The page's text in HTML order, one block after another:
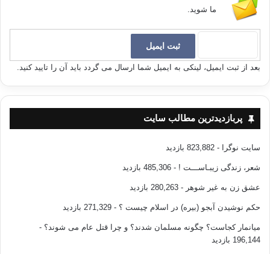
ما شوید.
بعد از ثبت ایمیل، لینکی به ایمیل شما ارسال می گردد باید آن را تایید کنید.
پربازدیدترین مطالب سایت
سایت نوگرا - 823,882 بازدید
شعر، زندگی زیبـاســـت ! - 485,306 بازدید
عشق زن به غیر شوهر - 280,263 بازدید
حکم نوشیدن آبجو (بیره) در اسلام چیست ؟ - 271,329 بازدید
میانمار کجاست؟ چگونه مسلمان شدند؟ و چرا قتل عام می شوند؟ -
196,144 بازدید